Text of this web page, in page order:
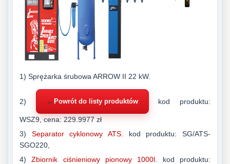
1) Sprężarka śrubowa ARROW II 22 kW.
2) ← Powrót do listy produktów kod produktu:
WSZ9, cena: 229.9977 zł
3) Separator cyklonowy ATS.
kod produktu: SG/ATS-
SGO220,
4)Zbiornik ciśnieniowy pionowy 1000l . kod produktu: